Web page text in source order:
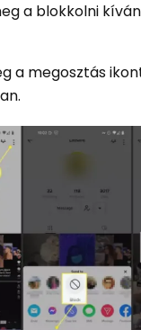
a blokkolni
a megosztás